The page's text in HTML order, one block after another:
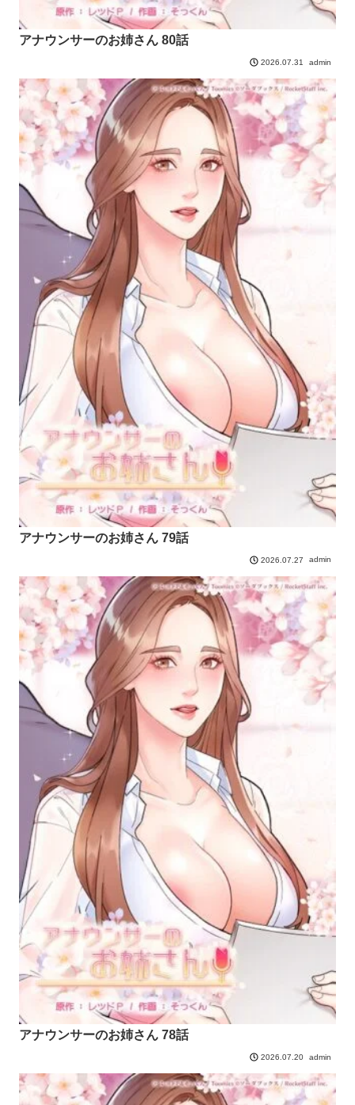
アナウンサーのお姉さん 80話
2026.07.31 admin
アナウンサーのお姉さん 79話
2026.07.27 admin
アナウンサーのお姉さん 78話
2026.07.20 admin